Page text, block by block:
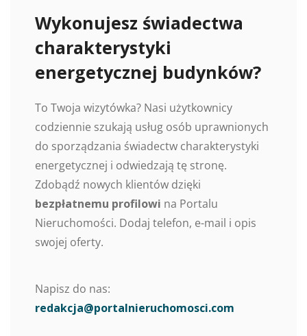
Wykonujesz świadectwa
charakterystyki
energetycznej budynków?
To Twoja wizytówka? Nasi użytkownicy
codziennie szukają usług osób uprawnionych
do sporządzania świadectw charakterystyki
energetycznej i odwiedzają tę stronę.
Zdobądź nowych klientów dzięki
bezpłatnemu profilowi na Portalu
Nieruchomości. Dodaj telefon, e-mail i opis
swojej oferty.
Napisz do nas:
redakcja@portalnieruchomosci.com